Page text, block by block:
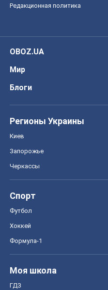
Редакционная политика
OBOZ.UA
Мир
Блоги
Регионы Украины
Киев
Запорожье
Черкассы
Спорт
Футбол
Хоккей
Формула-1
Моя школа
ГДЗ